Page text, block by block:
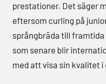
prestationer. Det säger
eftersom curling på
språngbräda till
som senare blir
med att visa sin kvalitet